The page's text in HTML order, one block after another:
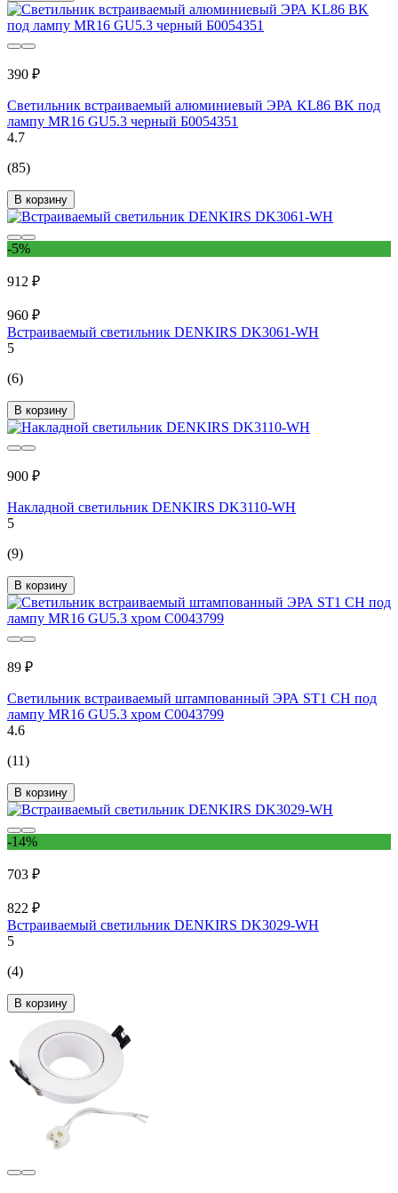
390 ₽
Светильник встраиваемый алюминиевый ЭРА KL86 BK под
лампу MR16 GU5.3 черный Б0054351
4.7
(85)
В корзину
-5%
912 ₽
960 ₽
Встраиваемый светильник DENKIRS DK3061-WH
5
(6)
В корзину
900 ₽
Накладной светильник DENKIRS DK3110-WH
5
(9)
В корзину
89 ₽
Светильник встраиваемый штампованный ЭРА ST1 CH под
лампу MR16 GU5.3 хром C0043799
4.6
(11)
В корзину
-14%
703 ₽
822 ₽
Встраиваемый светильник DENKIRS DK3029-WH
5
(4)
В корзину